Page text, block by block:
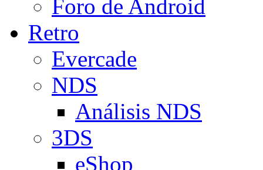
Foro de Android
Retro
Evercade
NDS
Análisis NDS
3DS
eShop